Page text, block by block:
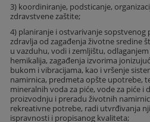
3) koordiniranje, podsticanje,
zdravstvene zaštite;
4) planiranje i ostvarivanje sopstvenog
zdravlja od zagađenja životne sredine
u vazduhu, vodi i zemljištu,
hemikalija, zagađenja izvorima
bukom i vibracijama, kao i vršenje
namirnica, predmeta opšte upotrebe,
mineralnih voda za piće, vode za piće i
proizvodnju i preradu životnih
rekreativne potrebe, radi utvrđivanja
ispravnosti i propisanog kvaliteta;